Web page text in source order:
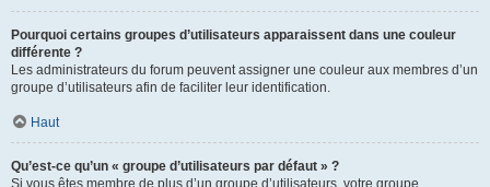
Pourquoi certains groupes d’utilisateurs apparaissent dans une couleur
différente ?
Les administrateurs du forum peuvent assigner une couleur aux membres d’un
groupe d’utilisateurs afin de faciliter leur identification.
Haut
Qu’est-ce qu’un « groupe d’utilisateurs par défaut » ?
Si vous êtes membre de plus d’un groupe d’utilisateurs, votre groupe